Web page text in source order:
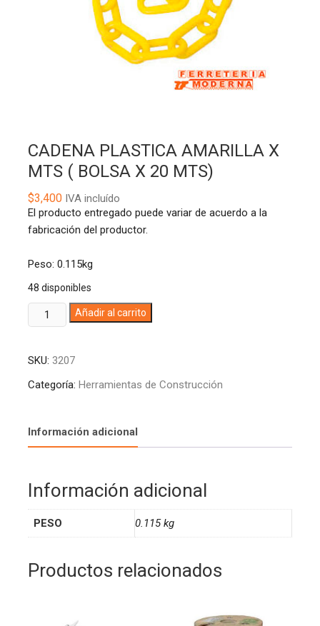
CADENA PLASTICA AMARILLA X
MTS ( BOLSA X 20 MTS)
$3,400IVA incluído
El producto entregado puede variar de acuerdo a la
fabricación del productor.
Peso: 0.115kg
48 disponibles
CADENA
PLASTICA
X
MTS
X
20
cantidad
Añadir al carrito
i
e
:
SKU: 3207
Categoría: Herramientas de Construcción
Información adicional
Información adicional
PESO 0.115 kg
Productos relacionados